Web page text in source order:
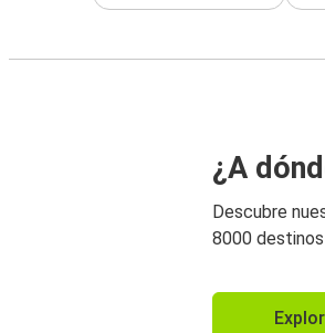
¿A
Descubre
8000